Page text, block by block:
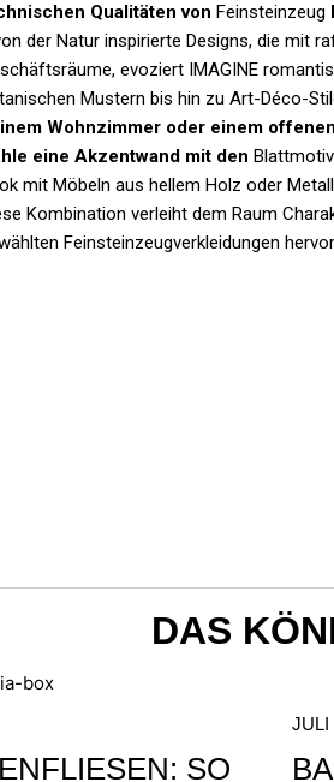
Qualitäten von Feinsteinzeug
der Natur inspirierte Designs, die mit
evoziert IMAGINE
Mustern bis hin zu Art-Déco-
Wohnzimmer oder einem offenen
eine Akzentwand mit den
mit Möbeln aus hellem Holz oder
Kombination verleiht dem Raum
Feinsteinzeugverkleidungen
DAS
SO
JULI